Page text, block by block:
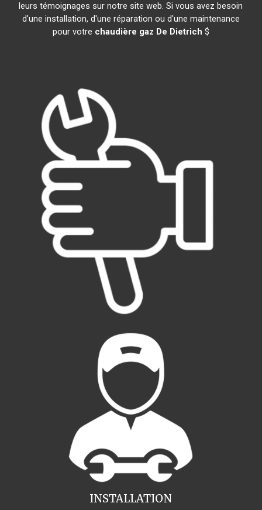
leurs témoignages sur notre site web. Si vous avez besoin
d'une installation, d'une réparation ou d'une maintenance
pour votre chaudière gaz De Dietrich $
INSTALLATION